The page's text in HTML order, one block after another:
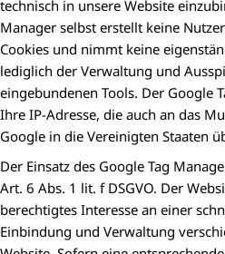
technisch in unsere Website
Manager selbst erstellt keine
Cookies und nimmt keine
lediglich der Verwaltung und
eingebundenen Tools. Der Google
Ihre IP-Adresse, die auch an das
Google in die Vereinigten Staaten
Der Einsatz des Google Tag
Art. 6 Abs. 1 lit. f DSGVO. Der
berechtigtes Interesse an einer
Einbindung und Verwaltung